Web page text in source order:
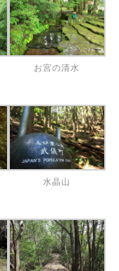
お宮の清水
水晶山